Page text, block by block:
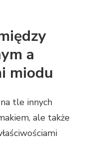
a
miodu
tle innych
ale także